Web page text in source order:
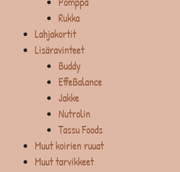
Rukka
Lahjakortit
Lisäravinteet
Buddy
EffeBalance
Jakke
Nutrolin
Tassu Foods
Muut koirien ruuat
Muut tarvikkeet